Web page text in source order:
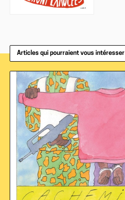
Articles qui pourraient vous intéresser